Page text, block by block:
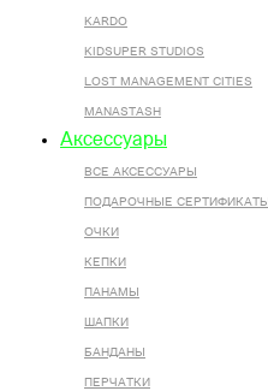
KARDO
KIDSUPER STUDIOS
LOST MANAGEMENT CITIES
MANASTASH
Аксессуары
ВСЕ AКСЕССУАРЫ
ПОДАРОЧНЫЕ СЕРТИФИКАТЫ
ОЧКИ
КЕПКИ
ПАНАМЫ
ШАПКИ
БАНДАНЫ
ПЕРЧАТКИ